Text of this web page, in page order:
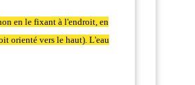
en le fixant à l'endroit, en
orienté vers le haut). L'eau